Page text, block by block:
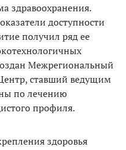
здравоохранения.
доступности
получил ряд ее
Межрегиональный
ставший ведущим
по лечению
профиля.
здоровья